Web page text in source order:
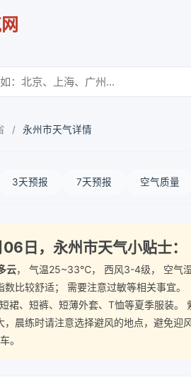
/ 永州市天气详情
3天预报 7天预报 空气质量
日，永州市天气小贴士：
云， 气温25~33℃， 西风3-4级， 空气
比较舒适； 需要注意过敏等相关事宜。
、短裤、短薄外套、T恤等夏季服装。
，晨练时请注意选择避风的地点，避免
。